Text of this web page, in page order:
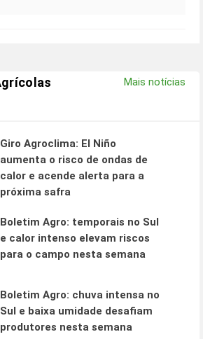
Mais notícias
Giro Agroclima: El Niño
aumenta o risco de ondas de
calor e acende alerta para a
próxima safra
Boletim Agro: temporais no Sul
e calor intenso elevam riscos
para o campo nesta semana
Boletim Agro: chuva intensa no
Sul e baixa umidade desafiam
produtores nesta semana